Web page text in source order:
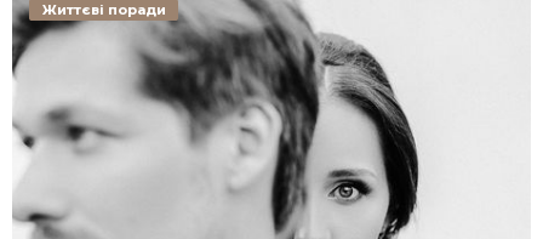
Життєві поради